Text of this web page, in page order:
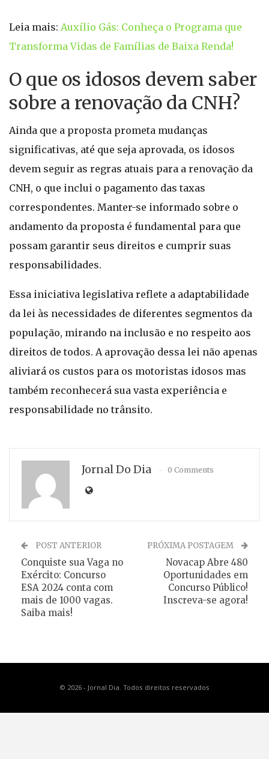
Leia mais: Auxílio Gás: Conheça o Programa que
Transforma Vidas de Famílias de Baixa Renda!
O que os idosos devem saber
sobre a renovação da CNH?
Ainda que a proposta prometa mudanças
significativas, até que seja aprovada, os idosos
devem seguir as regras atuais para a renovação da
CNH, o que inclui o pagamento das taxas
correspondentes. Manter-se informado sobre o
andamento da proposta é fundamental para que
possam garantir seus direitos e cumprir suas
responsabilidades.
Essa iniciativa legislativa reflete a adaptabilidade
da lei às necessidades de diferentes segmentos da
população, mirando na inclusão e no respeito aos
direitos de todos. A aprovação dessa lei não apenas
aliviará os custos para os motoristas idosos mas
também reconhecerá sua vasta experiência e
responsabilidade no trânsito.
Jornal Do Dia 0 Comments
POST ANTERIOR
Conquiste sua Vaga no
Exército: Concurso
ESA 2024 conta com
mais de 1000 vagas.
Saiba mais!
PRÓXIMA POSTAGEM
Novacap Abre 480
Oportunidades em
Concurso Público!
Inscreva-se agora!
© 2026 - Jornal Dia. Todos direitos reservados